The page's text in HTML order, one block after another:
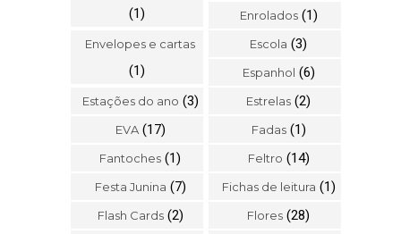
(1) Enrolados (1)
Envelopes e cartas
(1)
Escola (3)
Espanhol (6)
Estações do ano (3) Estrelas (2)
EVA (17) Fadas (1)
Fantoches (1) Feltro (14)
Festa Junina (7) Fichas de leitura (1)
Flash Cards (2) Flores (28)